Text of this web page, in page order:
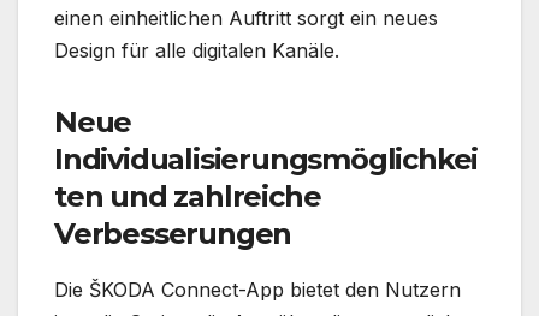
einen einheitlichen Auftritt sorgt ein neues
Design für alle digitalen Kanäle.
Neue
Individualisierungsmöglichkei
ten und zahlreiche
Verbesserungen
Die ŠKODA Connect-App bietet den Nutzern